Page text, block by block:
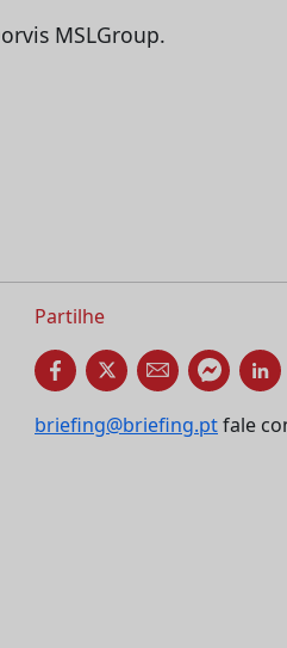
MSLGroup.
Partilhe
briefing@briefing.ptfale